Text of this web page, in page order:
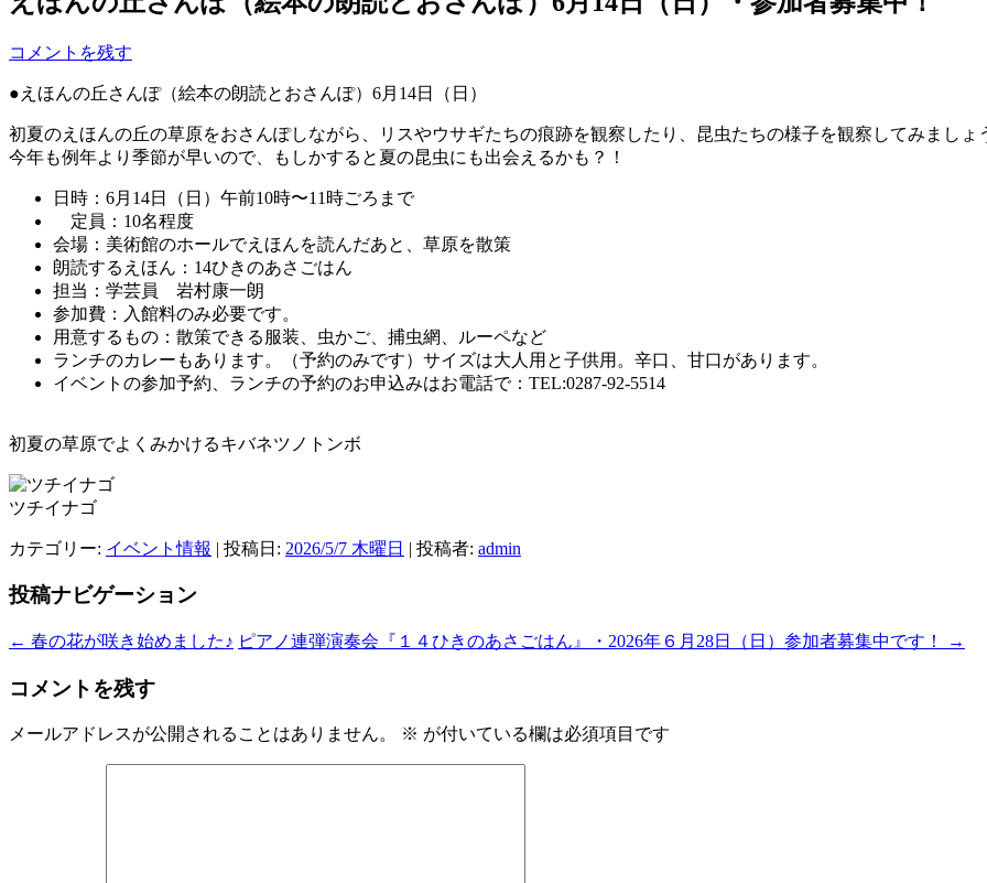
コメントを残す
●えほんの丘さんぽ（絵本の朗読とおさんぽ）6月14日（日）
初夏のえほんの丘の草原をおさんぽしながら、リスやウサギたちの痕跡を観察したり、昆虫たちの様子を観察してみましょ
今年も例年より季節が早いので、もしかすると夏の昆虫にも出会えるかも？！
日時：6月14日（日）午前10時〜11時ごろまで
定員：10名程度
会場：美術館のホールでえほんを読んだあと、草原を散策
朗読するえほん：14ひきのあさごはん
担当：学芸員 岩村康一朗
参加費：入館料のみ必要です。
用意するもの：散策できる服装、虫かご、捕虫網、ルーペなど
ランチのカレーもあります。（予約のみです）サイズは大人用と子供用。辛口、甘口があります。
イベントの参加予約、ランチの予約のお申込みはお電話で：TEL:0287-92-5514
初夏の草原でよくみかけるキバネツノトンボ
ツチイナゴ
カテゴリー: イベント情報 | 投稿日: 2026/5/7 木曜日 | 投稿者: admin
投稿ナビゲーション
← 春の花が咲き始めました♪ ピアノ連弾演奏会『１４ひきのあさごはん』・2026年６月28日（日）参加者募集中です！ →
コメントを残す
メールアドレスが公開されることはありません。 ※ が付いている欄は必須項目です